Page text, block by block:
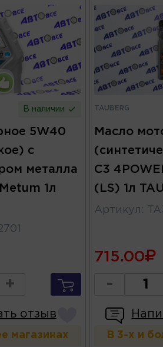
В наличии
5W40
с
металла
1л
+
отзыв
магазинах
TAUBERG
Масло
C3
(LS) 1л
Артикул :
715.00
-
В 3-х и